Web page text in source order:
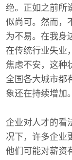
绝。正如之前所
似尚可。然而，
为不易。在我身
在传统行业失业
焦虑不安，这种
全国各大城市都
象还在持续增加。
企业对人才的看
况下，许多企业
他们可能对薪资